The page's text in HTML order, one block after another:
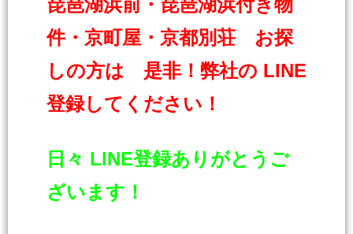
琵琶湖浜前・琵琶湖浜付き物
件・京町屋・京都別荘 お探
しの方は 是非！弊社の LINE
登録してください！
日々 LINE登録ありがとうご
ざいます！